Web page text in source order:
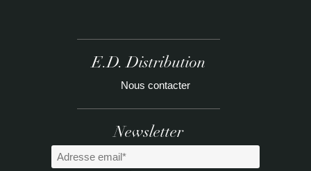
E.D. Distribution
Nous contacter
Newsletter